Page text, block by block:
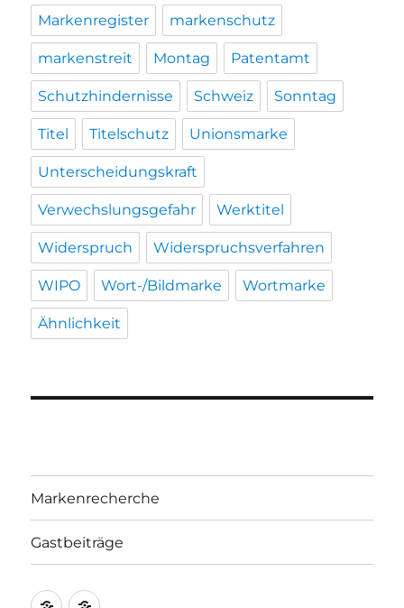
Markenregister markenschutz
markenstreit Montag Patentamt
Schutzhindernisse Schweiz Sonntag
Titel Titelschutz Unionsmarke
Unterscheidungskraft
Verwechslungsgefahr Werktitel
Widerspruch Widerspruchsverfahren
WIPO Wort-/Bildmarke Wortmarke
Ähnlichkeit
Markenrecherche
Gastbeiträge
Markenrecherche
Gastbeiträge